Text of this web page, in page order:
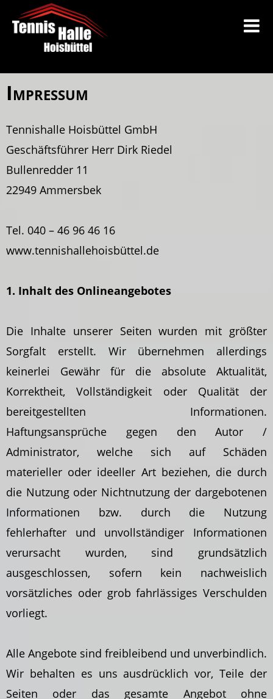
Impressum
Tennishalle Hoisbüttel GmbH
Geschäftsführer Herr Dirk Riedel
Bullenredder 11
22949 Ammersbek
Tel. 040 – 46 96 46 16
www.tennishallehoisbüttel.de
1. Inhalt des Onlineangebotes
Die Inhalte unserer Seiten wurden mit größter
Sorgfalt erstellt. Wir übernehmen allerdings
keinerlei Gewähr für die absolute Aktualität,
Korrektheit, Vollständigkeit oder Qualität der
bereitgestellten Informationen.
Haftungsansprüche gegen den Autor /
Administrator, welche sich auf Schäden
materieller oder ideeller Art beziehen, die durch
die Nutzung oder Nichtnutzung der dargebotenen
Informationen bzw. durch die Nutzung
fehlerhafter und unvollständiger Informationen
verursacht wurden, sind grundsätzlich
ausgeschlossen, sofern kein nachweislich
vorsätzliches oder grob fahrlässiges Verschulden
vorliegt.
Alle Angebote sind freibleibend und unverbindlich.
Wir behalten es uns ausdrücklich vor, Teile der
Seiten oder das gesamte Angebot ohne